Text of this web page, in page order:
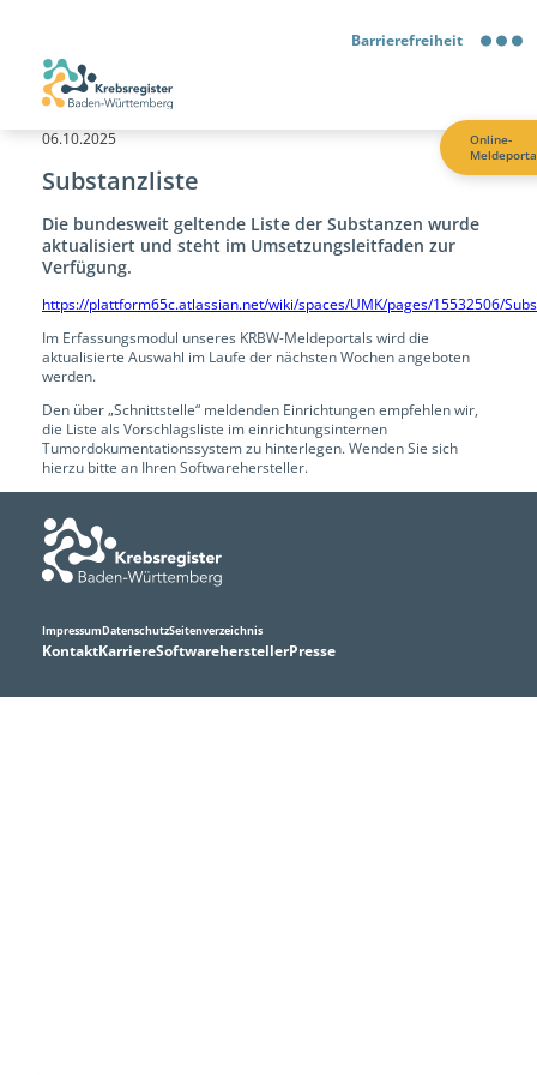
Barrierefreiheit
Barrierefreiheit
Kontrastmodus
Gebärdensprache
06.10.2025
Substanzliste
Die bundesweit geltende Liste der Substanzen wurde
aktualisiert und steht im Umsetzungsleitfaden zur
Verfügung.
https://plattform65c.atlassian.net/wiki/spaces/UMK/pages/15532506/
Im Erfassungsmodul unseres KRBW-Meldeportals wird die
aktualisierte Auswahl im Laufe der nächsten Wochen angeboten
werden.
Den über „Schnittstelle“ meldenden Einrichtungen empfehlen wir,
die Liste als Vorschlagsliste im einrichtungsinternen
Tumordokumentationssystem zu hinterlegen. Wenden Sie sich
hierzu bitte an Ihren Softwarehersteller.
Online-
KontaktKarriereSoftwareherstellerPresse
ImpressumDatenschutzSeitenverzeichnis